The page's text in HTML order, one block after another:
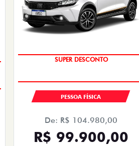
SUPER DESCONTO
PESSOA FÍSICA
De: R$ 104.980,00
R$ 99.900,00